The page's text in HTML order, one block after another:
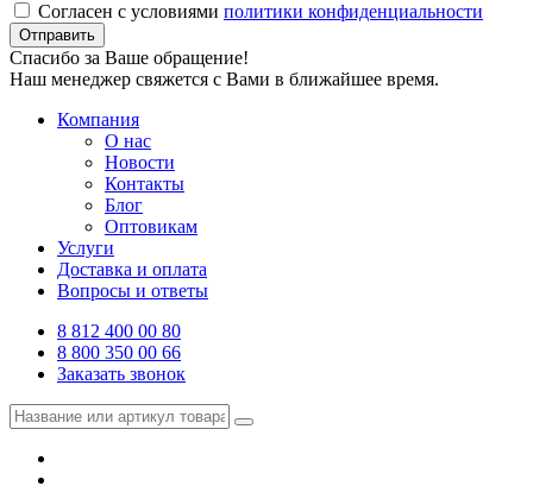
Согласен с условиями политики конфиденциальности
Отправить
Спасибо за Ваше обращение!
Наш менеджер свяжется с Вами в ближайшее время.
Компания
О нас
Новости
Контакты
Блог
Оптовикам
Услуги
Доставка и оплата
Вопросы и ответы
8 812 400 00 80
8 800 350 00 66
Заказать звонок